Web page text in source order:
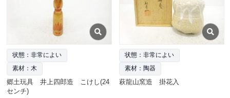
状態：非常によい
素材：木
郷土玩具 井上四郎造 こけし(24
センチ)
状態：非常によい
素材：陶器
萩龍山窯造 掛花入